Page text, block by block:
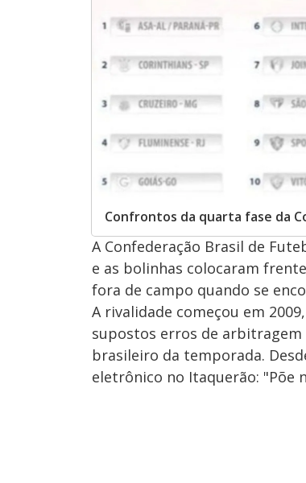
Confrontos da quarta fase da
A Confederação Brasil de
e as bolinhas colocaram
fora de campo quando se
A rivalidade começou em
supostos erros de arbitragem
brasileiro da temporada.
eletrônico no Itaquerão: "Põe